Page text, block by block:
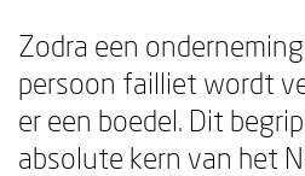
Zodra een
persoon failliet wordt
er een boedel. Dit
absolute kern van het